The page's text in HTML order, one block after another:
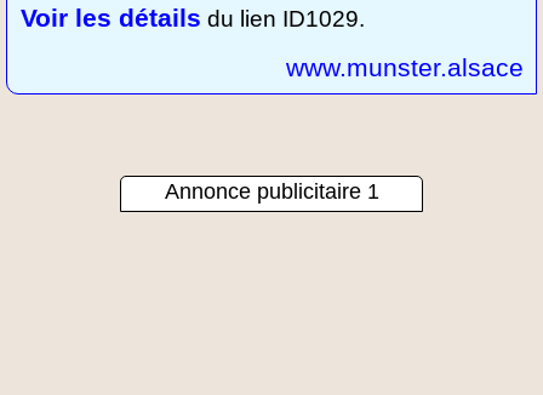
Voir les détails du lien ID1029.
www.munster.alsace
Annonce publicitaire 1